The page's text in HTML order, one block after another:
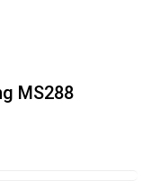
MS288